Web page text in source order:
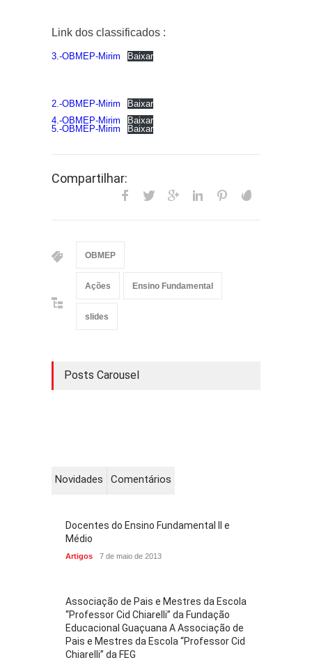
Link dos classificados :
3.-OBMEP-Mirim Baixar
2.-OBMEP-Mirim
Baixar
4.-OBMEP-Mirim
Baixar
5.-OBMEP-Mirim
Baixar
Compartilhar:
OBMEP
Ações Ensino Fundamental
slides
Posts Carousel
Novidades Comentários
Docentes do Ensino Fundamental II e
Médio
Artigos 7 de maio de 2013
Associação de Pais e Mestres da Escola
“Professor Cid Chiarelli” da Fundação
Educacional Guaçuana A Associação de
Pais e Mestres da Escola “Professor Cid
Chiarelli” da FEG